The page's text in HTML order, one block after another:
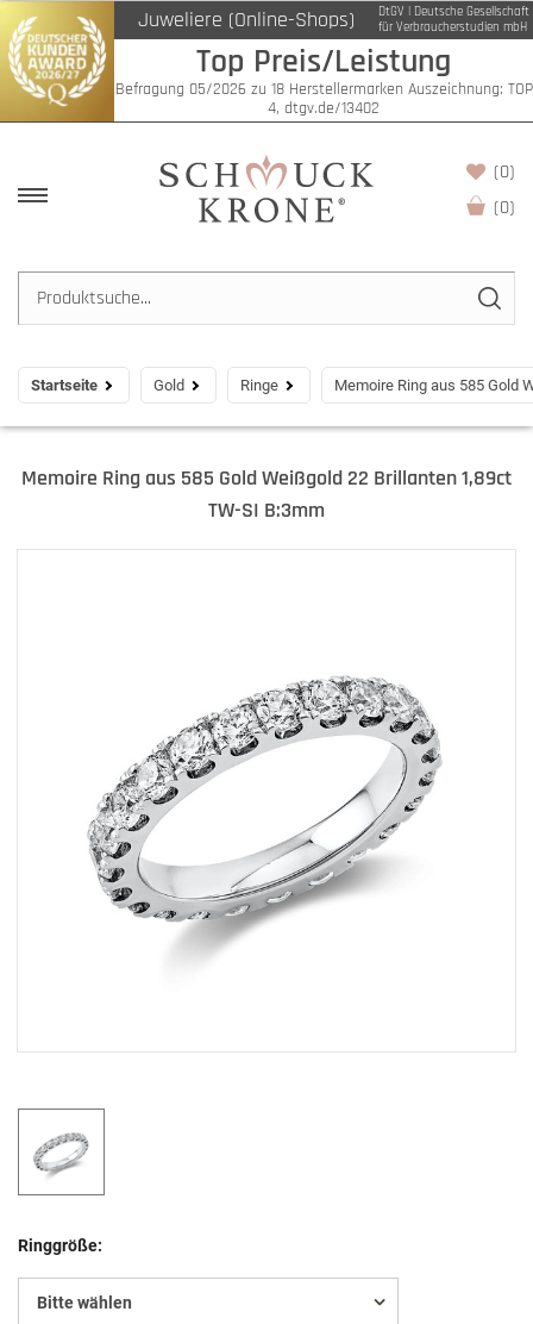
Juweliere (Online-Shops)
DtGV | Deutsche Gesellschaft
für Verbraucherstudien mbH
Top Preis/Leistung
Befragung 05/2026 zu 18 Herstellermarken Auszeichnung: TOP
4, dtgv.de/13402
(0)
(0)
Startseite Gold Ringe Memoire Ring aus 585 Gold
Memoire Ring aus 585 Gold Weißgold 22 Brillanten 1,89ct
TW-SI B:3mm
Ringgröße:
Bitte wählen